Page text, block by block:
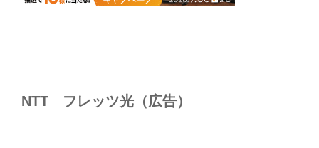
NTT フレッツ光（広告）